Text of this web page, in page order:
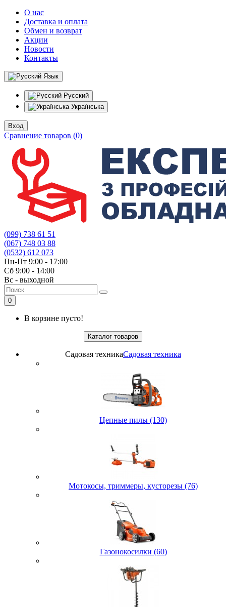
О нас
Доставка и оплата
Обмен и возврат
Акции
Новости
Контакты
Язык
Русский
Українська
Вход
Сравнение товаров (0)
(099) 738 61 51
(067) 748 03 88
(0532) 612 073
Пн-Пт 9:00 - 17:00
Сб 9:00 - 14:00
Вс - выходной
0
В корзине пусто!
Каталог товаров
Садовая техникаСадовая техника
Цепные пилы (130)
Мотокосы, триммеры, кусторезы (76)
Газонокосилки (60)